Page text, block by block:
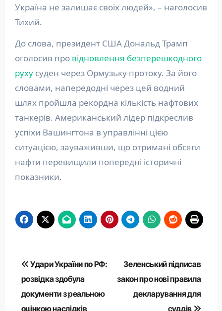
Україна не залишає своїх людей», – наголосив
Тихий.
До слова, президент США Дональд Трамп
оголосив про відновлення безперешкодного
рухусуден через Ормузьку протоку. За його
словами, напередодні через цей водний
шлях пройшла рекордна кількість нафтових
танкерів. Американський лідер підкреслив
успіхи Вашингтона в управлінні цією
ситуацією, зауваживши, що отримані обсяги
нафти перевищили попередні історичні
показники.
Навігація
записів
Удари України по РФ:
розвідка здобула
документи з реальною
оцінкою наслідків
Зеленський підписав
закон про нові правила
декларування для
суддів